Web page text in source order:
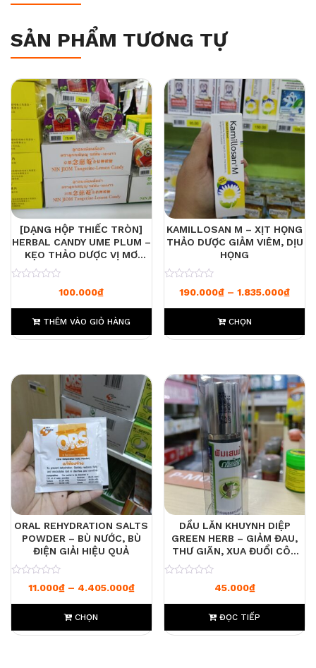
SẢN PHẨM TƯƠNG TỰ
[DẠNG HỘP THIẾC TRÒN]
HERBAL CANDY UME PLUM –
KẸO THẢO DƯỢC VỊ MƠ
CHUA MÁT
100.000₫
THÊM VÀO GIỎ HÀNG
KAMILLOSAN M – XỊT HỌNG
THẢO DƯỢC GIẢM VIÊM, DỊU
HỌNG
190.000₫ – 1.835.000₫
CHỌN
ORAL REHYDRATION SALTS
POWDER – BÙ NƯỚC, BÙ
ĐIỆN GIẢI HIỆU QUẢ
11.000₫ – 4.405.000₫Khoảng giá: từ 11.000₫ đến
CHỌN
DẦU LĂN KHUYNH DIỆP
GREEN HERB – GIẢM ĐAU,
THƯ GIÃN, XUA ĐUỔI CÔN
TRÙNG HIỆU QUẢ
45.000₫
ĐỌC TIẾP